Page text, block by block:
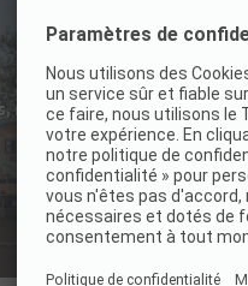
mais nous y
Il